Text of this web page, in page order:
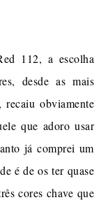
112, a escolha
desde as mais
recaiu obviamente
que adoro usar
já comprei um
é de os ter quase
cores chave que